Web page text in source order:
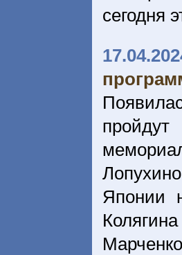
сегодня
Японии